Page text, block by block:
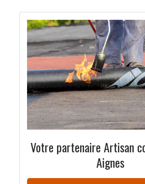
Votre partenaire Artisan
Aignes